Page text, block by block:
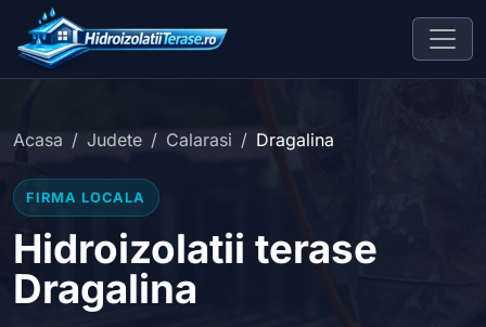
Acasa Judete Calarasi Dragalina
FIRMA LOCALA
Hidroizolatii terase
Dragalina